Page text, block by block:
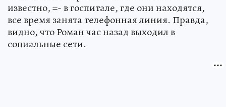
известно, =- в госпитале, где они находятся,
все время занята телефонная линия. Правда,
видно, что Роман час назад выходил в
социальные сети.